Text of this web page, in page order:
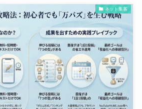
ネット集客